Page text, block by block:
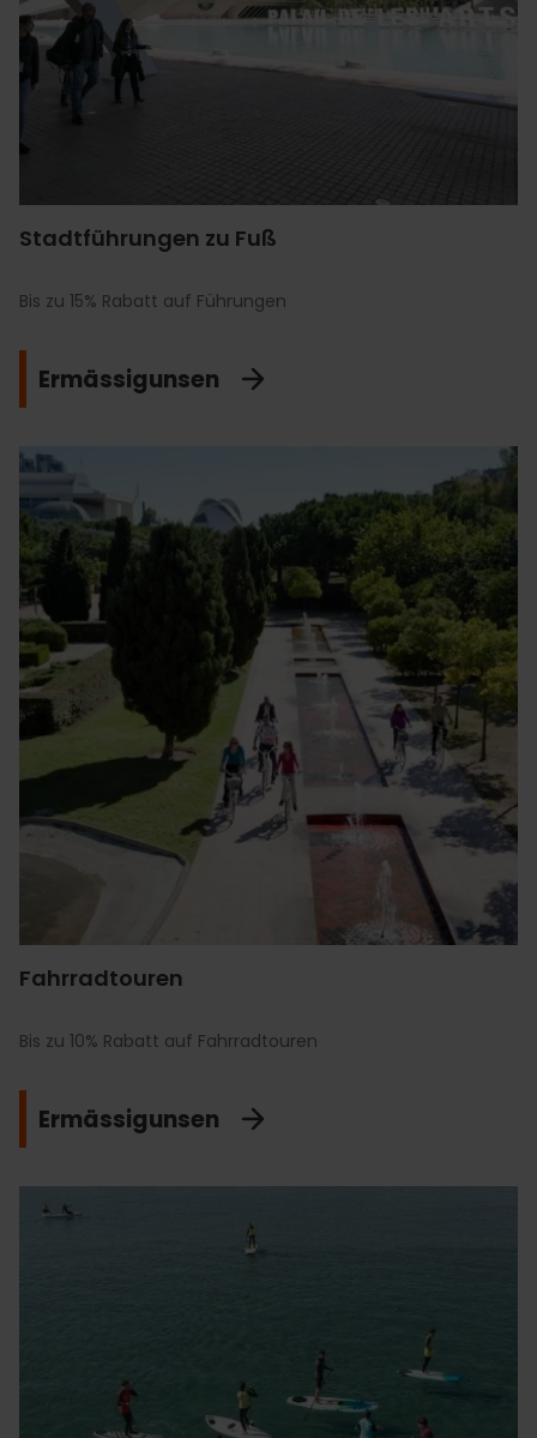
Stadtführungen zu Fuß
Bis zu 15% Rabatt auf Führungen
Ermässigunsen
Fahrradtouren
Bis zu 10% Rabatt auf Fahrradtouren
Ermässigunsen